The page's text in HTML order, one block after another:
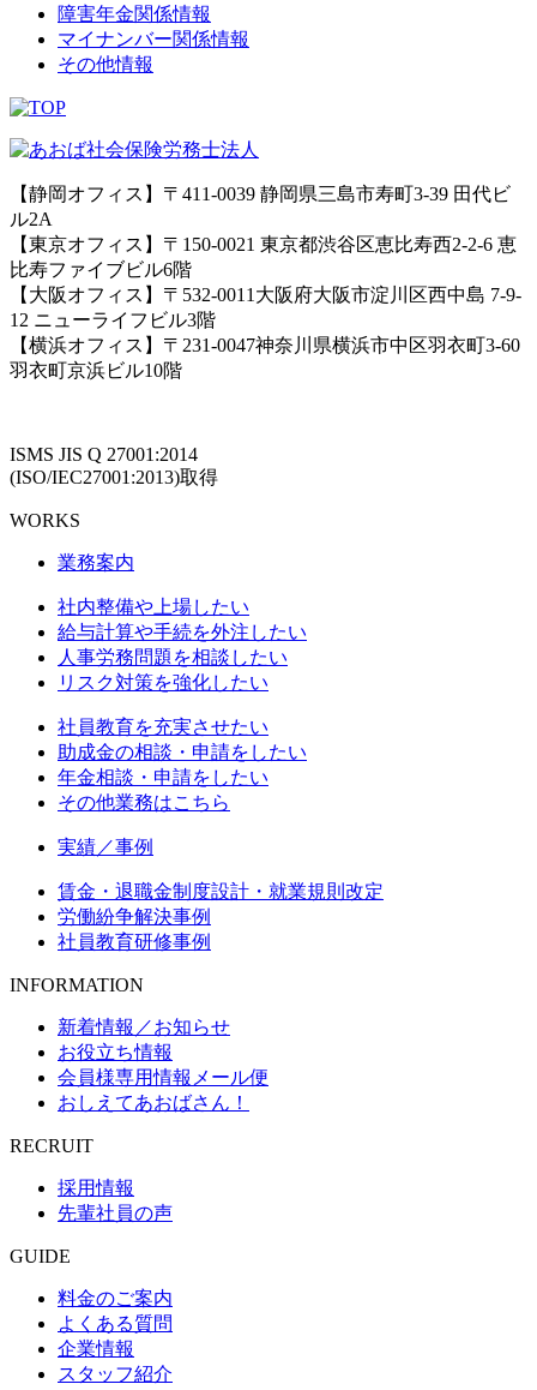
障害年金関係情報
マイナンバー関係情報
その他情報
【静岡オフィス】〒411-0039 静岡県三島市寿町3-39 田代ビ
ル2A
【東京オフィス】〒150-0021 東京都渋谷区恵比寿西2-2-6 恵
比寿ファイブビル6階
【大阪オフィス】〒532-0011大阪府大阪市淀川区西中島 7-9-
12 ニューライフビル3階
【横浜オフィス】〒231-0047神奈川県横浜市中区羽衣町3-60
羽衣町京浜ビル10階
ISMS JIS Q 27001:2014
(ISO/IEC27001:2013)取得
WORKS
業務案内
社内整備や上場したい
給与計算や手続を外注したい
人事労務問題を相談したい
リスク対策を強化したい
社員教育を充実させたい
助成金の相談・申請をしたい
年金相談・申請をしたい
その他業務はこちら
実績／事例
賃金・退職金制度設計・就業規則改定
労働紛争解決事例
社員教育研修事例
INFORMATION
新着情報／お知らせ
お役立ち情報
会員様専用情報メール便
おしえてあおばさん！
RECRUIT
採用情報
先輩社員の声
GUIDE
料金のご案内
よくある質問
企業情報
スタッフ紹介